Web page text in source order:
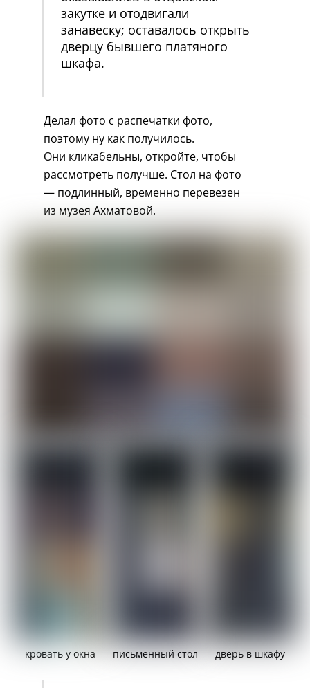
закутке и отодвигали
занавеску; оставалось открыть
дверцу бывшего платяного
шкафа.
Делал фото с распечатки фото,
поэтому ну как получилось.
Они кликабельны, откройте, чтобы
рассмотреть получше. Стол на фото
— подлинный, временно перевезен
из музея Ахматовой.
кровать у окна письменный стол дверь в шкафу